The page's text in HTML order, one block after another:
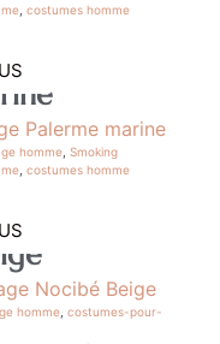
, costumes homme
homme Smoking
costumes homme
homme costumes-pour-